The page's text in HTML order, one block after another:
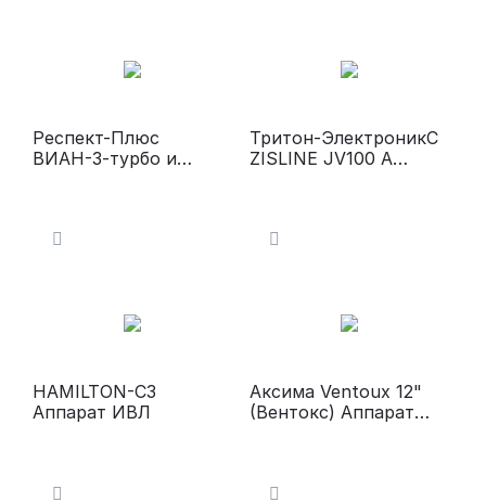
Респект-Плюс
ВИАН-3-турбо и
Тритон-ЭлектроникС
ZISLINE JV100 А
HAMILTON-С3
Аппарат ИВЛ
Аксима Ventoux 12"
(Вентокс) Аппарат